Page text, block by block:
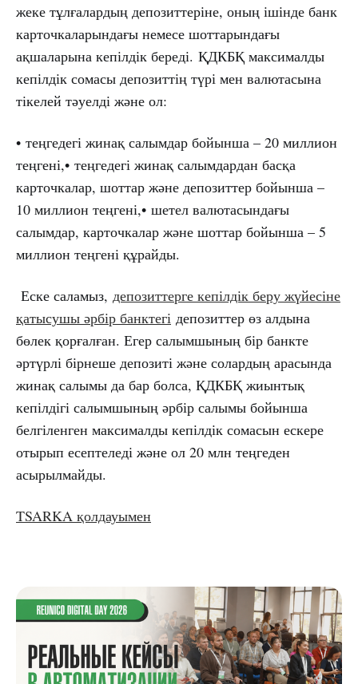
жеке тұлғалардың депозиттеріне, оның ішінде банк
карточкаларындағы немесе шоттарындағы
ақшаларына кепілдік береді. ҚДКБҚ максималды
кепілдік сомасы депозиттің түрі мен валютасына
тікелей тәуелді және ол:
• теңгедегі жинақ салымдар бойынша – 20 миллион
теңгені,• теңгедегі жинақ салымдардан басқа
карточкалар, шоттар және депозиттер бойынша –
10 миллион теңгені,• шетел валютасындағы
салымдар, карточкалар және шоттар бойынша – 5
миллион теңгені құрайды.
Еске саламыз, депозиттерге кепілдік беру жүйесіне
қатысушы әрбір банктегі депозиттер өз алдына
бөлек қорғалған. Егер салымшының бір банкте
әртүрлі бірнеше депозиті және солардың арасында
жинақ салымы да бар болса, ҚДКБҚ жиынтық
кепілдігі салымшының әрбір салымы бойынша
белгіленген максималды кепілдік сомасын ескере
отырып есептеледі және ол 20 млн теңгеден
асырылмайды.
TSARKA қолдауымен